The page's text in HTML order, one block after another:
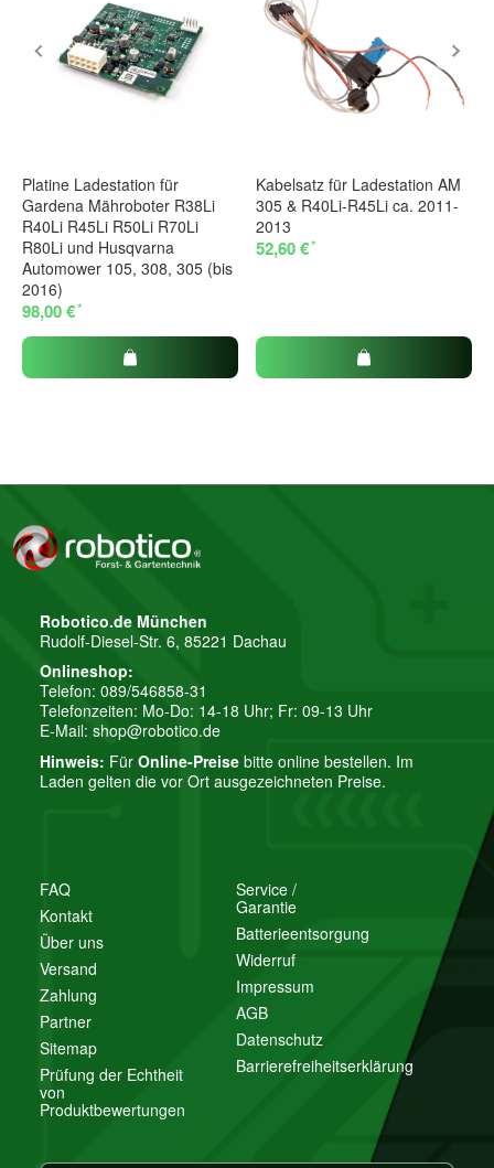
Platine Ladestation für
Gardena Mähroboter R38Li
R40Li R45Li R50Li R70Li
R80Li und Husqvarna
Automower 105, 308, 305 (bis
2016)
98,00 €*
Kabelsatz für Ladestation AM
305 & R40Li-R45Li ca. 2011-
2013
52,60 €*
FAQ
Kontakt
Über uns
Versand
Zahlung
Partner
Sitemap
Prüfung der Echtheit
von
Produktbewertungen
Service /
Garantie
Batterieentsorgung
Widerruf
Impressum
AGB
Datenschutz
Barrierefreiheitserklärung
Robotico.de München
Rudolf-Diesel-Str. 6, 85221 Dachau
Onlineshop:
Telefon: 089/546858-31
Telefonzeiten: Mo-Do: 14-18 Uhr; Fr: 09-13 Uhr
E-Mail: shop@robotico.de
Hinweis: Für Online-Preise bitte online bestellen. Im
Laden gelten die vor Ort ausgezeichneten Preise.